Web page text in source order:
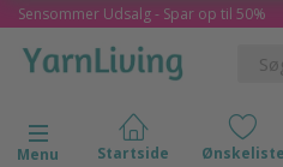
Sensommer Udsalg - Spar op til 50%
Skifte navigation
Menu